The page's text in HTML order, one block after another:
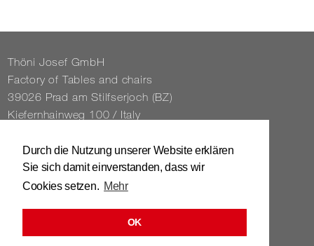
Durch die Nutzung unserer Website erklären
Sie sich damit einverstanden, dass wir
Cookies setzen. Mehr
OK
Thöni Josef GmbH
Fact­ory of Tables and chairs
39026 Prad am Stil­f­ser­joch (BZ)
Kiefernhain­weg 100 / Italy
Tel. 0039 / 0473 / 61 62 43
info@​stuhl.​it